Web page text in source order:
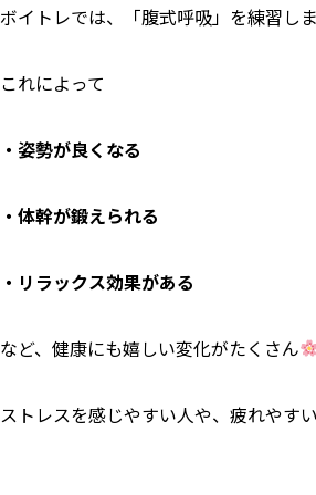
ボイトレでは、「腹式呼吸」を練習し
これによって
・姿勢が良くなる
・体幹が鍛えられる
・リラックス効果がある
など、 健康にも嬉しい変化がたくさん
ストレスを感じやすい人や、疲れやす